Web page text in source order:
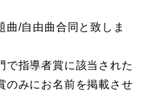
曲/自由曲合同と致しま
で指導者賞に該当された
のみにお名前を掲載させ